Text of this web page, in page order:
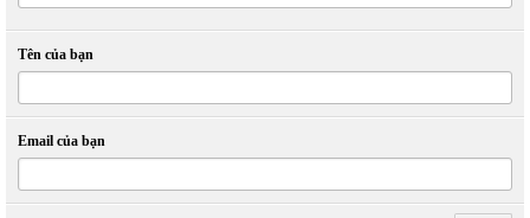
Tên của bạn
Email của bạn